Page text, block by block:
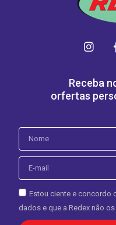
Receba
orfertas
Estou ciente e concordo
dados e que a Redex não